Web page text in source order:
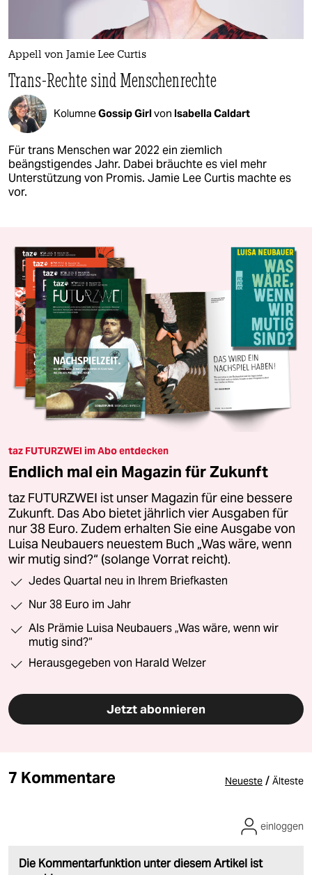
Appell von Jamie Lee Curtis
Trans-Rechte sind Menschenrechte
KolumneGossip Girlvon Isabella Caldart
Für trans Menschen war 2022 ein ziemlich
beängstigendes Jahr. Dabei bräuchte es viel mehr
Unterstützung von Promis. Jamie Lee Curtis machte es
vor.
taz FUTURZWEI im Abo entdecken
Endlich mal ein Magazin für Zukunft
taz FUTURZWEI ist unser Magazin für eine bessere
Zukunft. Das Abo bietet jährlich vier Ausgaben für
nur 38 Euro. Zudem erhalten Sie eine Ausgabe von
Luisa Neubauers neuestem Buch „Was wäre, wenn
wir mutig sind?“ (solange Vorrat reicht).
Jedes Quartal neu in Ihrem Briefkasten
Nur 38 Euro im Jahr
Als Prämie Luisa Neubauers „Was wäre, wenn wir
mutig sind?“
Herausgegeben von Harald Welzer
Jetzt abonnieren
7 Kommentare Neueste / Älteste
Die Kommentarfunktion unter diesem Artikel ist
einloggen